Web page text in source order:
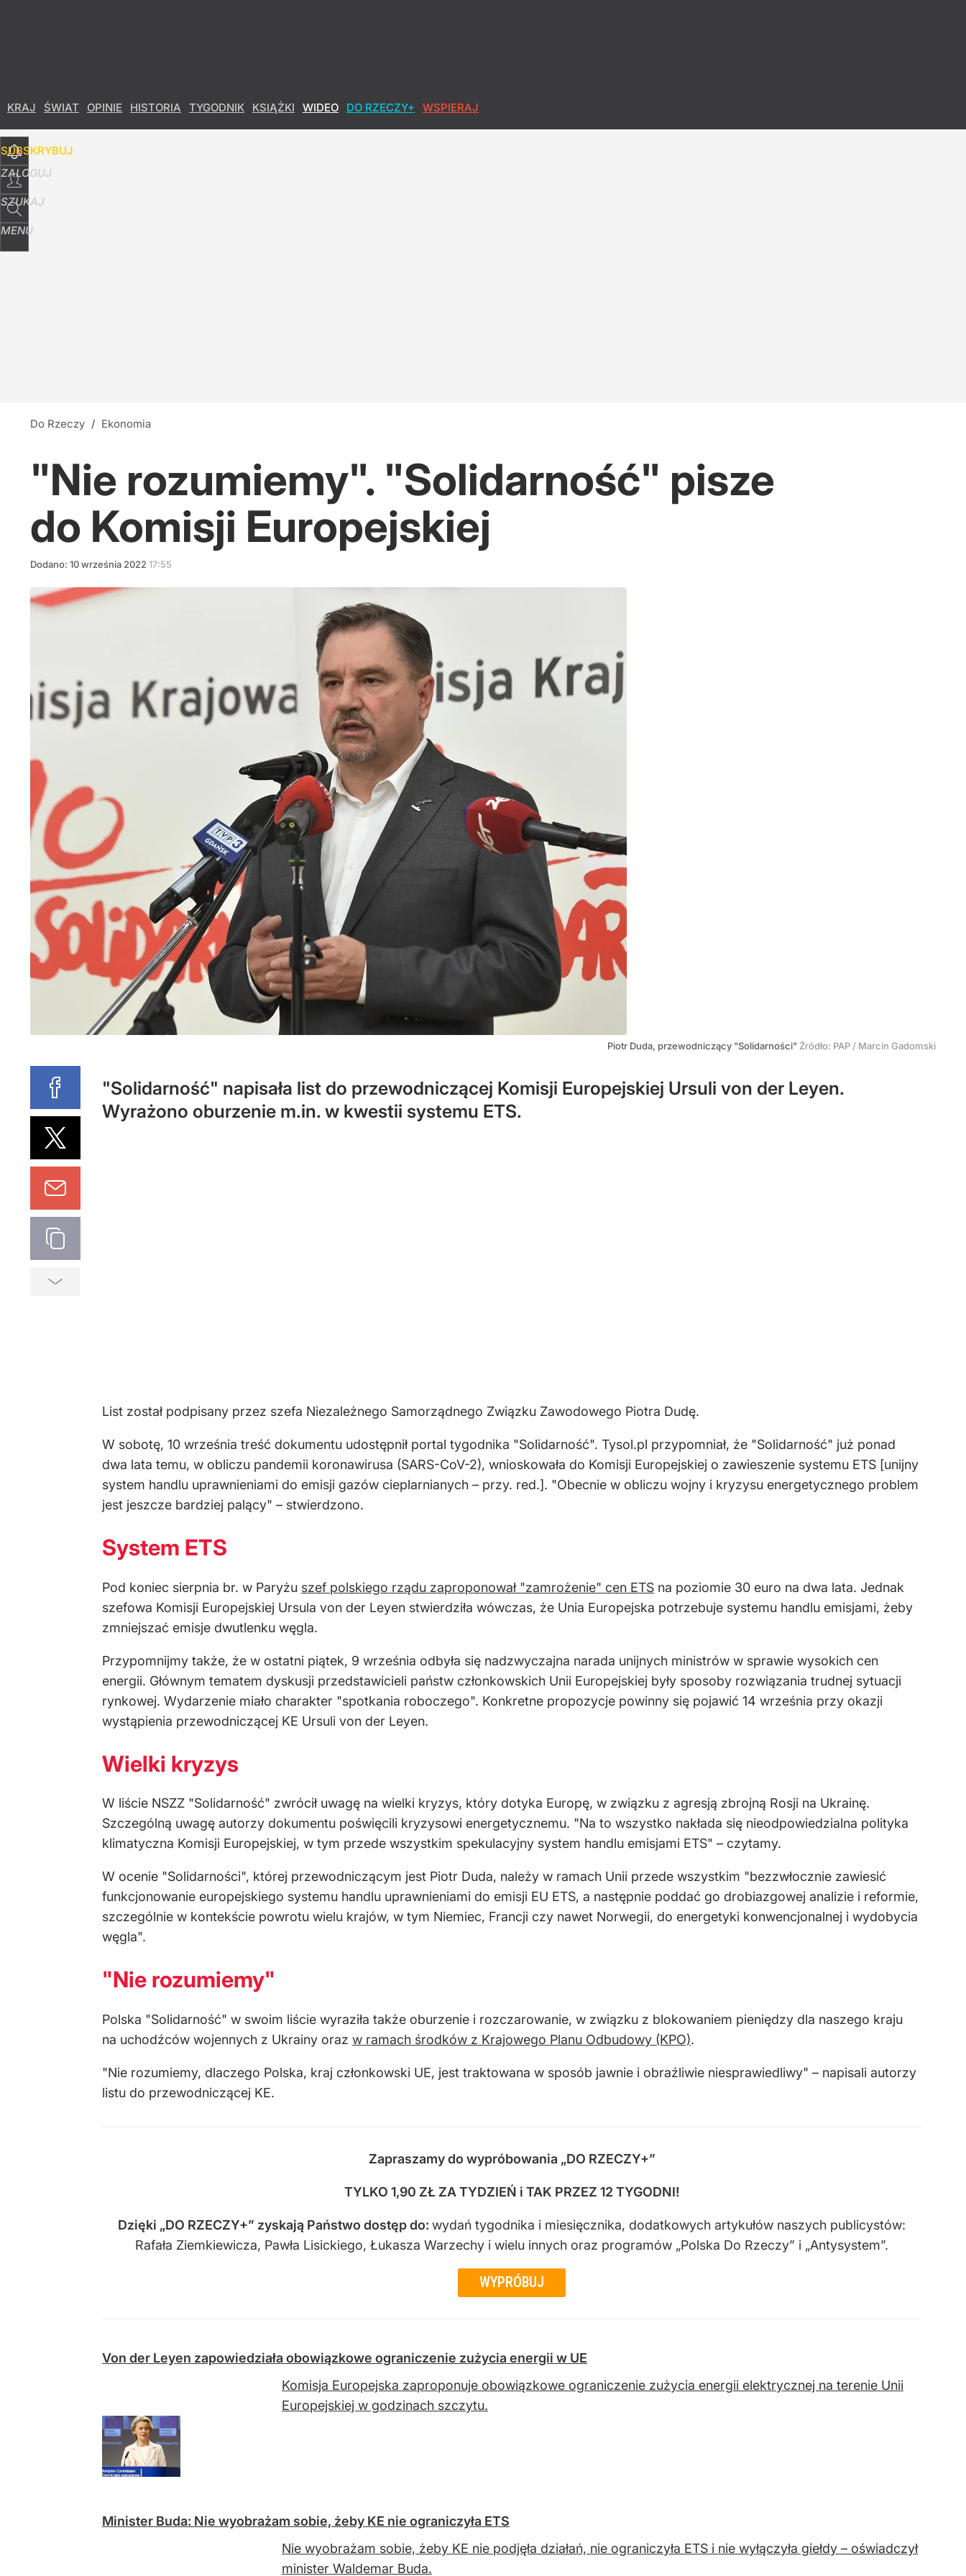
KRAJ ŚWIAT OPINIE HISTORIA TYGODNIK KSIĄŻKI WIDEO DO RZECZY+ WSPIERAJ
SUBSKRYBUJ
ZALOGUJ
SZUKAJ
MENU
Do Rzeczy / Ekonomia
"Nie rozumiemy". "Solidarność" pisze
do Komisji Europejskiej
Dodano: 10września 2022 17:55
Piotr Duda, przewodniczący "Solidarności" Źródło: PAP / Marcin Gadomski
"Solidarność" napisała list do przewodniczącej Komisji Europejskiej Ursuli von der Leyen.
Wyrażono oburzenie m.in. w kwestii systemu ETS.
List został podpisany przez szefa Niezależnego Samorządnego Związku Zawodowego Piotra Dudę.
W sobotę, 10 września treść dokumentu udostępnił portal tygodnika "Solidarność". Tysol.pl przypomniał, że "Solidarność" już ponad
dwa lata temu, w obliczu pandemii koronawirusa (SARS-CoV-2), wnioskowała do Komisji Europejskiej o zawieszenie systemu ETS [unijny
system handlu uprawnieniami do emisji gazów cieplarnianych – przy. red.]. "Obecnie w obliczu wojny i kryzysu energetycznego problem
jest jeszcze bardziej palący" – stwierdzono.
System ETS
Pod koniec sierpnia br. w Paryżu szef polskiego rządu zaproponował "zamrożenie" cen ETS na poziomie 30 euro na dwa lata. Jednak
szefowa Komisji Europejskiej Ursula von der Leyen stwierdziła wówczas, że Unia Europejska potrzebuje systemu handlu emisjami, żeby
zmniejszać emisje dwutlenku węgla.
Przypomnijmy także, że w ostatni piątek, 9 września odbyła się nadzwyczajna narada unijnych ministrów w sprawie wysokich cen
energii. Głównym tematem dyskusji przedstawicieli państw członkowskich Unii Europejskiej były sposoby rozwiązania trudnej sytuacji
rynkowej. Wydarzenie miało charakter "spotkania roboczego". Konkretne propozycje powinny się pojawić 14 września przy okazji
wystąpienia przewodniczącej KE Ursuli von der Leyen.
Wielki kryzys
W liście NSZZ "Solidarność" zwrócił uwagę na wielki kryzys, który dotyka Europę, w związku z agresją zbrojną Rosji na Ukrainę.
Szczególną uwagę autorzy dokumentu poświęcili kryzysowi energetycznemu. "Na to wszystko nakłada się nieodpowiedzialna polityka
klimatyczna Komisji Europejskiej, w tym przede wszystkim spekulacyjny system handlu emisjami ETS" – czytamy.
W ocenie "Solidarności", której przewodniczącym jest Piotr Duda, należy w ramach Unii przede wszystkim "bezzwłocznie zawiesić
funkcjonowanie europejskiego systemu handlu uprawnieniami do emisji EU ETS, a następnie poddać go drobiazgowej analizie i reformie,
szczególnie w kontekście powrotu wielu krajów, w tym Niemiec, Francji czy nawet Norwegii, do energetyki konwencjonalnej i wydobycia
węgla".
"Nie rozumiemy"
Polska "Solidarność" w swoim liście wyraziła także oburzenie i rozczarowanie, w związku z blokowaniem pieniędzy dla naszego kraju
na uchodźców wojennych z Ukrainy oraz w ramach środków z Krajowego Planu Odbudowy (KPO).
"Nie rozumiemy, dlaczego Polska, kraj członkowski UE, jest traktowana w sposób jawnie i obraźliwie niesprawiedliwy" – napisali autorzy
listu do przewodniczącej KE.
Zapraszamy do wypróbowania „DO RZECZY+”
TYLKO 1,90 ZŁ ZA TYDZIEŃ i TAK PRZEZ 12 TYGODNI!
Dzięki „DO RZECZY+” zyskają Państwo dostęp do: wydań tygodnika i miesięcznika, dodatkowych artykułów naszych publicystów:
Rafała Ziemkiewicza, Pawła Lisickiego, Łukasza Warzechy i wielu innych oraz programów „Polska Do Rzeczy” i „Antysystem”.
WYPRÓBUJ
Von der Leyen zapowiedziała obowiązkowe ograniczenie zużycia energii w UE
Komisja Europejska zaproponuje obowiązkowe ograniczenie zużycia energii elektrycznej na terenie Unii
Europejskiej w godzinach szczytu.
Minister Buda: Nie wyobrażam sobie, żeby KE nie ograniczyła ETS
Nie wyobrażam sobie, żeby KE nie podjęła działań, nie ograniczyła ETS i nie wyłączyła giełdy – oświadczył
minister Waldemar Buda.